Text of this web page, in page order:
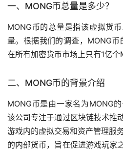
一、MONG币总量是多少？
MONG币的总量是指该虚拟货
量。根据我们的调查，MONG
在所有加密货币市场 上只有1亿
二、MONG币的背景介绍
MONG币是由一家名为MONG
该公司专注于通过区块链技术推
游戏内的虚拟交易和资产管理服
的内部货币，旨在促进游戏玩家